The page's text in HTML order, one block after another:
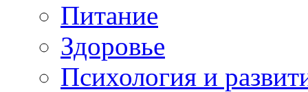
Питание
Здоровье
Психология и